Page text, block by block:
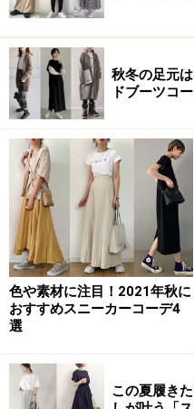
秋冬の足元
ドブーツコ
色や素材に注目！2021年秋に
おすすめスニーカーコーデ4
選
この夏履き